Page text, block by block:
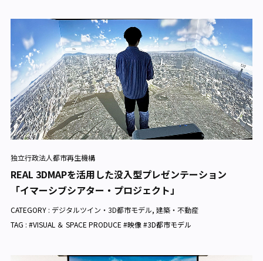
独立行政法人都市再生機構
REAL 3DMAPを活用した没入型プレゼンテーション
「イマーシブシアター・プロジェクト」
CATEGORY : デジタルツイン・3D都市モデル, 建築・不動産
TAG : #VISUAL ＆ SPACE PRODUCE #映像 #3D都市モデル